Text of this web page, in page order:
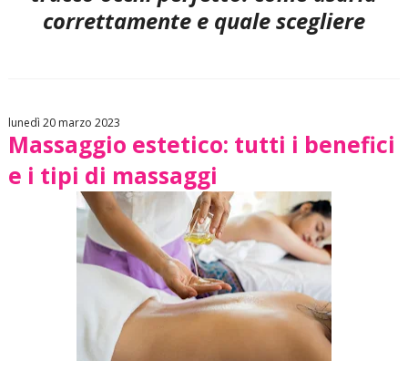
correttamente e quale scegliere
lunedì 20 marzo 2023
Massaggio estetico: tutti i benefici
e i tipi di massaggi